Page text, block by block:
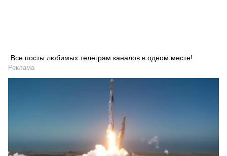
Все посты любимых телеграм каналов в одном месте!
Реклама